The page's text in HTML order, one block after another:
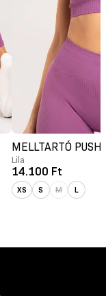
MELLTARTÓ
Lila
14.100 Ft
XS S M L